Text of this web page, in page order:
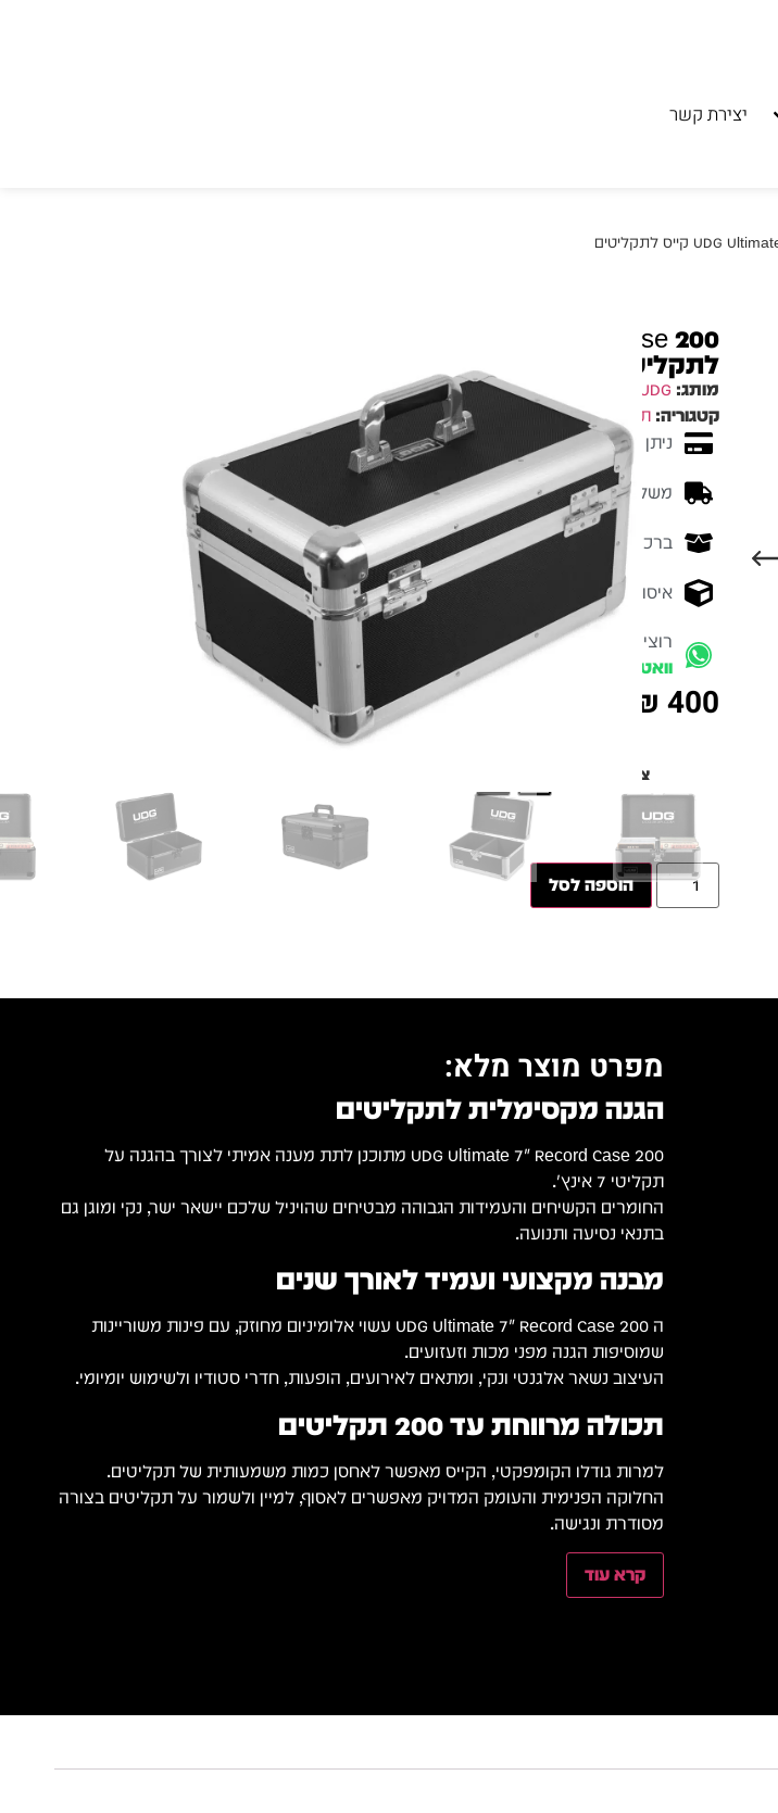
יצירת קשר
לתקליטים
מותג: UDG
קטגוריה: תיקים וארגזים לתקליטים
ניתן לשלם עד 10 תשלומים ללא ריבית
משלוח מהיר - זמן אספקה בין 3-5 ימי עסקים
ברכישה מעל 700 ש״ח - המשלוח חינם
איסוף עצמי מהיר - מקוה ישראל 6 ת״א
רוצים להתייעץ עם מומחה לפני הרכישה?
שלח לנו
וואטסאפ
₪ 400
צבע
הוספה לסל
מפרט מוצר מלא:
הגנה מקסימלית לתקליטים
UDG Ultimate 7" Record Case 200 מתוכנן לתת מענה אמיתי לצורך בהגנה על
תקליטי 7 אינץ'.
החומרים הקשיחים והעמידות הגבוהה מבטיחים שהויניל שלכם יישאר ישר, נקי ומוגן גם
בתנאי נסיעה ותנועה.
מבנה מקצועי ועמיד לאורך שנים
ה UDG Ultimate 7" Record Case 200 עשוי אלומיניום מחוזק, עם פינות משוריינות
שמוסיפות הגנה מפני מכות וזעזועים.
העיצוב נשאר אלגנטי ונקי, ומתאים לאירועים, הופעות, חדרי סטודיו ולשימוש יומיומי.
תכולה מרווחת עד 200 תקליטים
למרות גודלו הקומפקטי, הקייס מאפשר לאחסן כמות משמעותית של תקליטים.
החלוקה הפנימית והעומק המדויק מאפשרים לאסוף, למיין ולשמור על תקליטים בצורה
מסודרת ונגישה.
קרא עוד